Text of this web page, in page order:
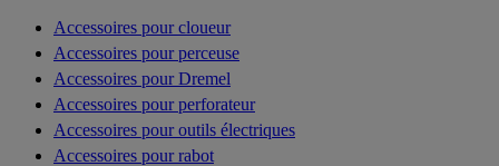
Accessoires pour cloueur
Accessoires pour perceuse
Accessoires pour Dremel
Accessoires pour perforateur
Accessoires pour outils électriques
Accessoires pour rabot